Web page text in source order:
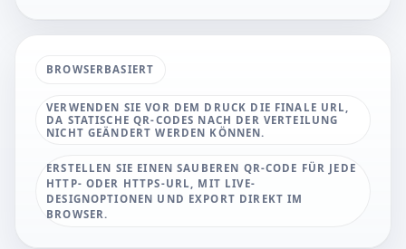
BROWSERBASIERT
VERWENDEN SIE VOR DEM DRUCK DIE FINALE URL,
DA STATISCHE QR-CODES NACH DER VERTEILUNG
NICHT GEÄNDERT WERDEN KÖNNEN.
ERSTELLEN SIE EINEN SAUBEREN QR-CODE FÜR JEDE
HTTP- ODER HTTPS-URL, MIT LIVE-
DESIGNOPTIONEN UND EXPORT DIREKT IM
BROWSER.